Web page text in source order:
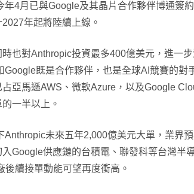
年4月已與Google及其晶片合作夥伴博通簽
年起將陸續上線。
也對Anthropic投資最多400億美元，進一
Google既是合作夥伴，也是全球AI競賽的對
亞馬遜AWS、微軟Azure，以及Google
一半以上。
Anthropic未來五年2,000億美元大單，業界
入Google供應鏈的台積電、聯發科等台灣半
後續接單動能可望再度衝高。